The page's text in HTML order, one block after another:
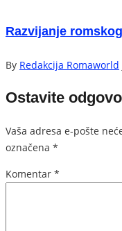
Razvijanje
By Redakcija Romaworld
Ostavite
Vaša adresa e-pošte
označena *
Komentar *